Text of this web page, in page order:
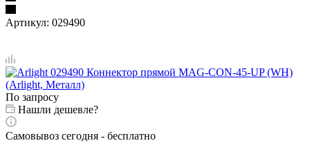
Артикул: 029490
По запросу
Нашли дешевле?
Самовывоз сегодня - бесплатно